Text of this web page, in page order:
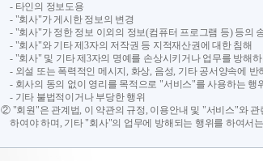
- 타인의 정보도용
- "회사"가 게시한 정보의 변경
- "회사"가 정한 정보 이외의 정보(컴퓨터 프로그램 등) 등의
- "회사"와 기타 제3자의 저작권 등 지적재산권에 대한 침해
- "회사" 및 기타 제3자의 명예를 손상시키거나 업무를 방해하
- 외설 또는 폭력적인 메시지, 화상, 음성, 기타 공서양속에
- 회사의 동의 없이 영리를 목적으로 "서비스"를 사용하는 행
- 기타 불법적이거나 부당한 행위
② "회원"은 관계법, 이 약관의 규정, 이용안내 및 "서비스"와
하여야 하며, 기타 "회사"의 업무에 방해되는 행위를 하여서